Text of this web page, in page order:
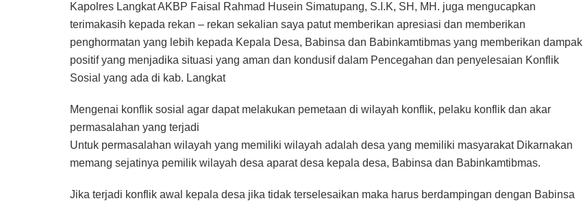
Kapolres Langkat AKBP Faisal Rahmad Husein Simatupang, S.I.K, SH, MH. juga mengucapkan
terimakasih kepada rekan – rekan sekalian saya patut memberikan apresiasi dan memberikan
penghormatan yang lebih kepada Kepala Desa, Babinsa dan Babinkamtibmas yang memberikan dampak
positif yang menjadika situasi yang aman dan kondusif dalam Pencegahan dan penyelesaian Konflik
Sosial yang ada di kab. Langkat
Mengenai konflik sosial agar dapat melakukan pemetaan di wilayah konflik, pelaku konflik dan akar
permasalahan yang terjadi
Untuk permasalahan wilayah yang memiliki wilayah adalah desa yang memiliki masyarakat Dikarnakan
memang sejatinya pemilik wilayah desa aparat desa kepala desa, Babinsa dan Babinkamtibmas.
Jika terjadi konflik awal kepala desa jika tidak terselesaikan maka harus berdampingan dengan Babinsa